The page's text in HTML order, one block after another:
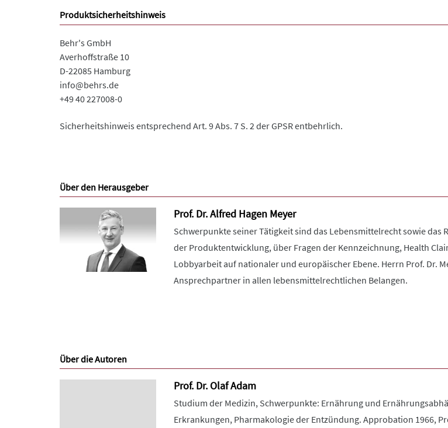
Produktsicherheitshinweis
Behr's GmbH
Averhoffstraße 10
D-22085 Hamburg
info@behrs.de
+49 40 227008-0
Sicherheitshinweis entsprechend Art. 9 Abs. 7 S. 2 der GPSR entbehrlich.
Über den Herausgeber
Prof. Dr. Alfred Hagen Meyer
Schwerpunkte seiner Tätigkeit sind das Lebensmittelrecht sowie
der Produktentwicklung, über Fragen der Kennzeichnung, Health
Lobbyarbeit auf nationaler und europäischer Ebene. Herrn Prof. Dr.
Ansprechpartner in allen lebensmittelrechtlichen Belangen.
Über die Autoren
Prof. Dr. Olaf Adam
Studium der Medizin, Schwerpunkte: Ernährung und
Erkrankungen, Pharmakologie der Entzündung. Approbation 1966,